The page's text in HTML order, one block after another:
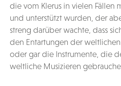
die vom Klerus in vielen Fällen
und unterstützt wurden, der
streng darüber wachte, dass
den Entartungen der weltlichen
oder gar die Instrumente, die
weltliche Musizieren